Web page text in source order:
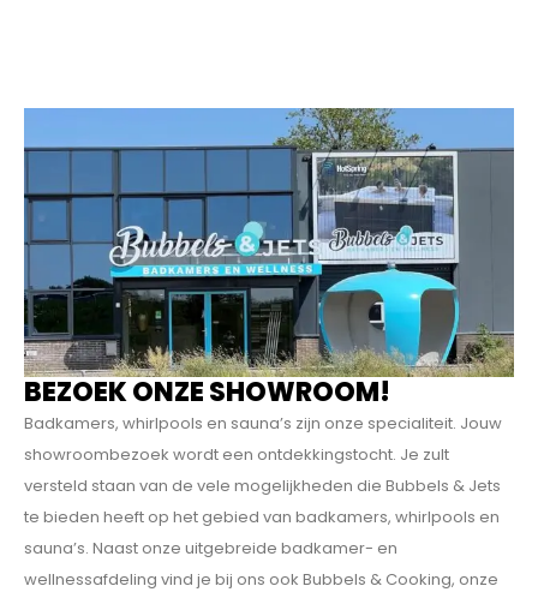
BEZOEK ONZE SHOWROOM!
Badkamers, whirlpools en sauna’s zijn onze specialiteit. Jouw
showroombezoek wordt een ontdekkings­tocht. Je zult
versteld staan van de vele mogelijkheden die Bubbels & Jets
te bieden heeft op het gebied van badkamers, whirlpools en
sauna’s. Naast onze uitgebreide badkamer- en
wellnessafdeling vind je bij ons ook Bubbels & Cooking, onze